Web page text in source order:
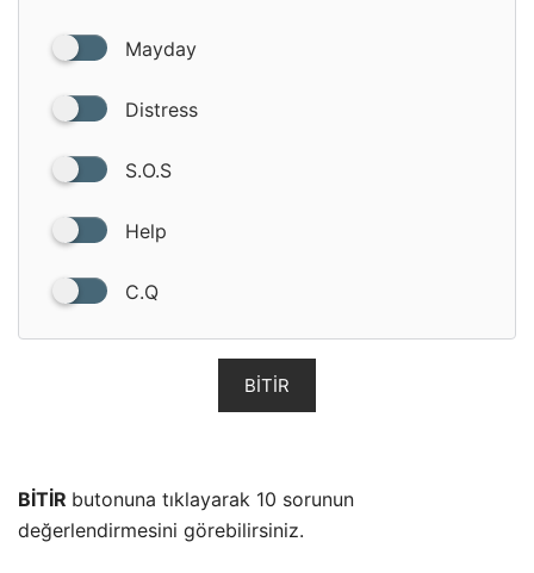
Mayday
Distress
S.O.S
Help
C.Q
BITIR
BİTİR butonuna tıklayarak 10 sorunun
değerlendirmesini görebilirsiniz.